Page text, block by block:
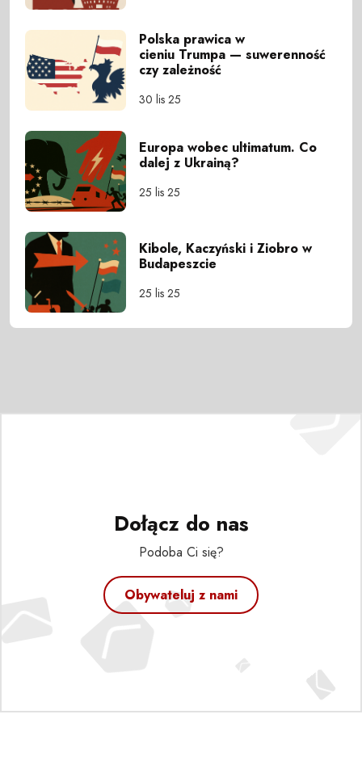
Polska prawica w
cieniu Trumpa — suwerenność
czy zależność
30 lis 25
Europa wobec ultimatum. Co
dalej z Ukrainą?
25 lis 25
Kibole, Kaczyński i Ziobro w
Budapeszcie
25 lis 25
Dołącz do nas
Podoba Ci się?
Obywateluj z nami